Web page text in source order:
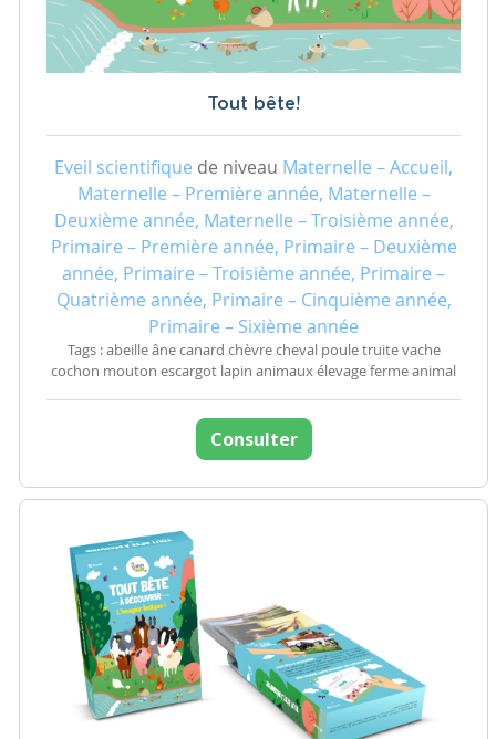
Tout bête!
Eveil scientifique de niveau Maternelle – Accueil,
Maternelle – Première année, Maternelle –
Deuxième année, Maternelle – Troisième année,
Primaire – Première année, Primaire – Deuxième
année, Primaire – Troisième année, Primaire –
Quatrième année, Primaire – Cinquième année,
Primaire – Sixième année
Tags : abeille âne canard chèvre cheval poule truite vache
cochon mouton escargot lapin animaux élevage ferme animal
Consulter